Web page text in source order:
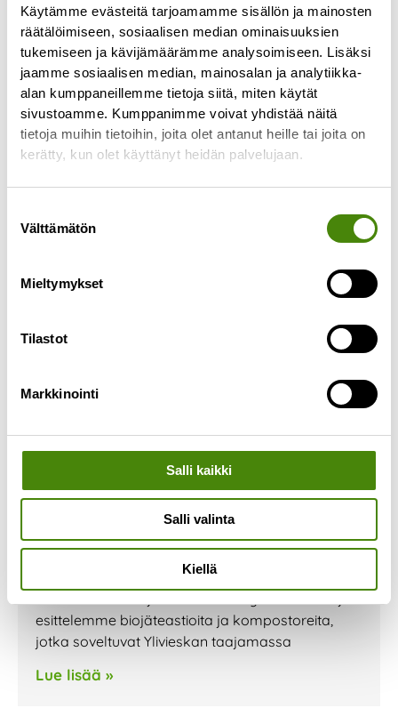
Käytämme evästeitä tarjoamamme sisällön ja mainosten
räätälöimiseen, sosiaalisen median ominaisuuksien
tukemiseen ja kävijämäärämme analysoimiseen. Lisäksi
jaamme sosiaalisen median, mainosalan ja analytiikka-
alan kumppaneillemme tietoja siitä, miten käytät
sivustoamme. Kumppanimme voivat yhdistää näitä
tietoja muihin tietoihin, joita olet antanut heille tai joita on
kerätty, kun olet käyttänyt heidän palvelujaan.
valinta
Välttämätön
Mieltymykset
Tilastot
Markkinointi
Salli kaikki
Salli valinta
Kiellä
Kannuksen, Sievin ja Toholammin alueen
jätekuljetusten urakoitsija vaihtuu lokakuun
alussa. Urakoitsijan vaihtumisen seurauksena
jätekuljetusten reitit muuttuvat ja jäteastian
tyhjennyspäivässä tapahtuu
Lue lisää »
Olemme mukana Ylivieskan
Kauppojen yössä 1.9.
1.9.2023 järjestettävässä Kauppojen yössä.
esittelemme biojäteastioita ja kompostoreita,
jotka soveltuvat Ylivieskan taajamassa
Lue lisää »